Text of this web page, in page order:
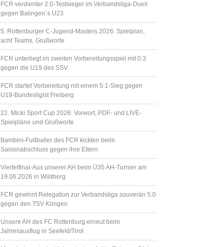
FCR verdienter 2:0-Testsieger im Verbandsliga-Duell
gegen Balingen´s U23
5. Rottenburger C-Jugend-Masters 2026: Spielplan,
acht Teams, Grußworte
FCR unterliegt im zweiten Vorbereitungsspiel mit 0:3
gegen die U19 des SSV
FCR startet Vorbereitung mit einem 5:1-Sieg gegen
U19-Bundesligist Freiberg
22. Micki Sport Cup 2026: Vorwort, PDF- und LIVE-
Spielpläne und Grußworte
Bambini-Fußballer des FCR kickten beim
Saisonabschluss gegen ihre Eltern
Viertelfinal-Aus unserer AH beim Ü35 AH-Turnier am
19.06.2026 in Wildberg
FCR gewinnt Relegation zur Verbandsliga souverän 5:0
gegen den TSV Köngen
Unsere AH des FC Rottenburg erneut beim
Jahresausflug in Seefeld/Tirol